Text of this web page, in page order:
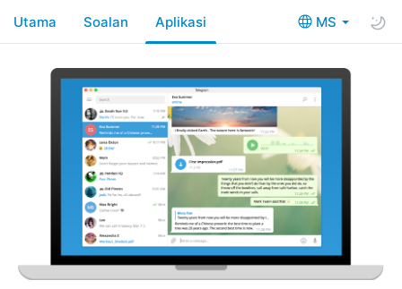
MS
Utama Soalan Aplikasi